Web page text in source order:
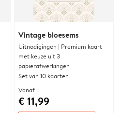
Vintage bloesems
Uitnodigingen | Premium kaart
met keuze uit 3
papierafwerkingen
Set van 10 kaarten
Vanaf
€ 11,99